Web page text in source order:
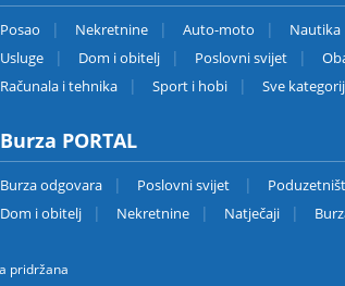
Posao Nekretnine Auto-moto Nautika
Usluge
Dom i obitelj Poslovni svijet
Računala i tehnika
Sport i hobi Sve
Burza PORTAL
Burza odgovara Poslovni svijet
Dom i obitelj
Nekretnine Natječaji
pridržana